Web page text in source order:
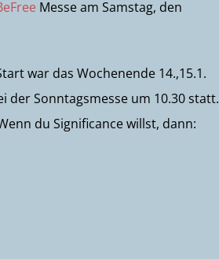
Messe am Samstag, den
war das Wochenende 14.,15.1.
der Sonntagsmesse um 10.30 statt.
du Significance willst, dann: